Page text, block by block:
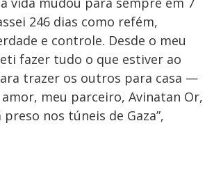
246 dias como refém,
e controle. Desde o meu
fazer tudo o que estiver ao
trazer os outros para casa —
meu parceiro, Avinatan Or,
nos túneis de Gaza”,